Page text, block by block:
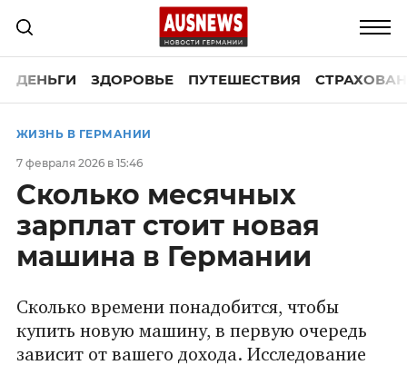
ДЕНЬГИ ЗДОРОВЬЕ ПУТЕШЕСТВИЯ
ЖИЗНЬ В ГЕРМАНИИ
7 февраля 2026 в 15:46
Сколько месячных
зарплат стоит новая
машина в Германии
Сколько времени понадобится, чтобы
купить новую машину, в первую очередь
зависит от вашего дохода. Исследование